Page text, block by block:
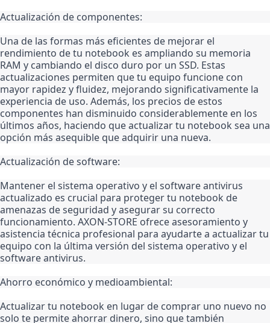
Actualización de componentes:
Una de las formas más eficientes de mejorar el
rendimiento de tu notebook es ampliando su memoria
RAM y cambiando el disco duro por un SSD. Estas
actualizaciones permiten que tu equipo funcione con
mayor rapidez y fluidez, mejorando significativamente la
experiencia de uso. Además, los precios de estos
componentes han disminuido considerablemente en los
últimos años, haciendo que actualizar tu notebook sea una
opción más asequible que adquirir una nueva.
Actualización de software:
Mantener el sistema operativo y el software antivirus
actualizado es crucial para proteger tu notebook de
amenazas de seguridad y asegurar su correcto
funcionamiento. AXON-STORE ofrece asesoramiento y
asistencia técnica profesional para ayudarte a actualizar tu
equipo con la última versión del sistema operativo y el
software antivirus.
Ahorro económico y medioambiental:
Actualizar tu notebook en lugar de comprar uno nuevo no
solo te permite ahorrar dinero, sino que también